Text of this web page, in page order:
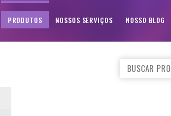
PRODUTOS NOSSOS SERVIÇOS NOSSO BLOG